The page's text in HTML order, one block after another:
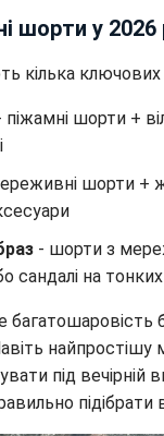
шорти у 2026
кілька ключових
піжамні шорти +
шорти +
- шорти з
сандалі на
багатошаровість
найпростішу
під вечірній
підібрати